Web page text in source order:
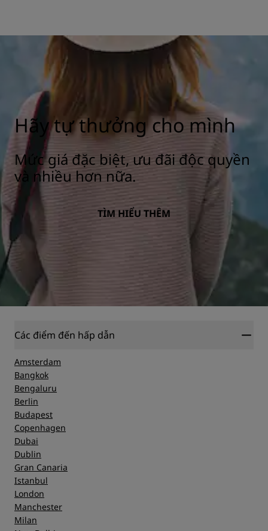
Hãy tự thưởng cho mình
Mức giá đặc biệt, ưu đãi độc quyền
và nhiều hơn nữa.
TÌM HIỂU THÊM
Các điểm đến hấp dẫn
Amsterdam
Bangkok
Bengaluru
Berlin
Budapest
Copenhagen
Dubai
Dublin
Gran Canaria
Istanbul
London
Manchester
Milan